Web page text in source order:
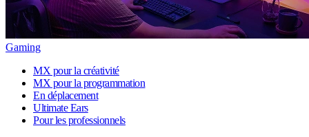
Gaming
MX pour la créativité
MX pour la programmation
En déplacement
Ultimate Ears
Pour les professionnels